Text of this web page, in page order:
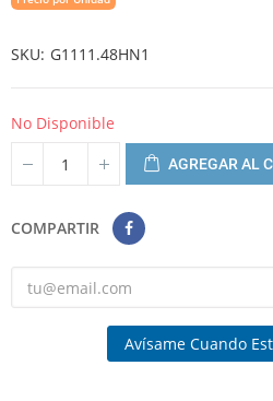
SKU G1111.48HN1
No Disponible
AGREGAR AL
COMPARTIR
Avísame Cuando